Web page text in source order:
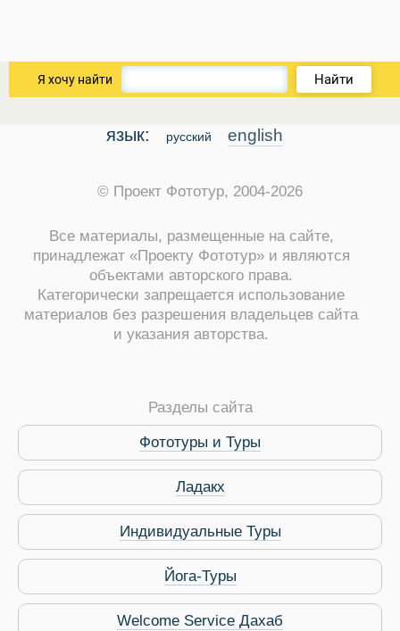
Я хочу найти Найти
язык: русский english
© Проект Фототур, 2004-2026
Все материалы, размещенные на сайте,
принадлежат «Проекту Фототур» и являются
объектами авторского права.
Категорически запрещается использование
материалов без разрешения владельцев сайта
и указания авторства.
Разделы сайта
Фототуры и Туры
Ладакх
Индивидуальные Туры
Йога-Туры
Welcome Service Дахаб